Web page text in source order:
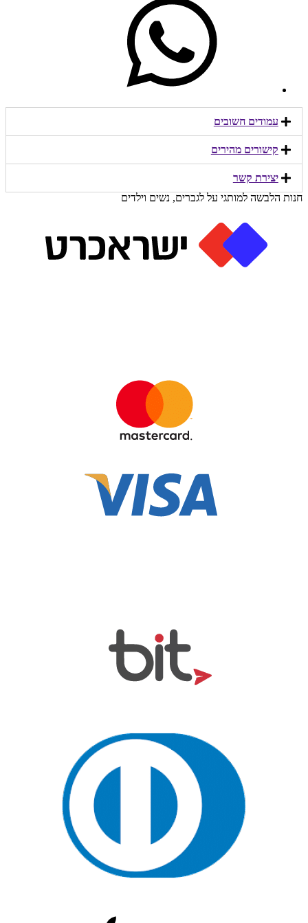
עמודים חשובים
קישורים מהירים​
יצירת קשר​
חנות הלבשה למותגי על לגברים, נשים וילדים